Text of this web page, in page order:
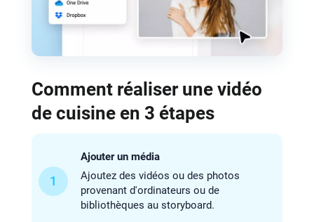
Comment réaliser une vidéo
de cuisine en 3 étapes
1
Ajouter un média
Ajoutez des vidéos ou des photos
provenant d'ordinateurs ou de
bibliothèques au storyboard.